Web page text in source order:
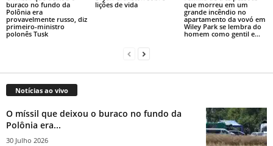
buraco no fundo da
Polônia era
provavelmente russo, diz
primeiro-ministro
polonês Tusk
lições de vida
que morreu em um
grande incêndio no
apartamento da vovó em
Wiley Park se lembra do
homem como gentil e...
Notícias ao vivo
O míssil que deixou o buraco no fundo da
Polônia era...
30 Julho 2026